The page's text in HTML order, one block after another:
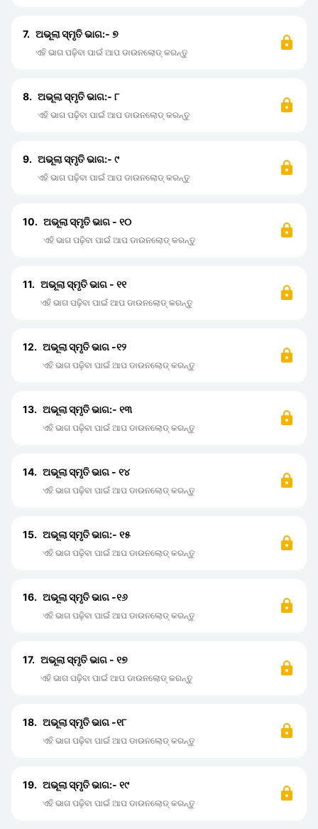
7. ଅଭୂଲା ସ୍ମୃତି ଭାଗ:- ୭
ଏହି ଭାଗ ପଢ଼ିବା ପାଇଁ ଆପ ଡାଉନଲୋଡ୍ କରନ୍ତୁ
8. ଅଭୂଲା ସ୍ମୃତି ଭାଗ:- ୮
ଏହି ଭାଗ ପଢ଼ିବା ପାଇଁ ଆପ ଡାଉନଲୋଡ୍ କରନ୍ତୁ
9. ଅଭୂଲା ସ୍ମୃତି ଭାଗ:- ୯
ଏହି ଭାଗ ପଢ଼ିବା ପାଇଁ ଆପ ଡାଉନଲୋଡ୍ କରନ୍ତୁ
10. ଅଭୂଲା ସ୍ମୃତି ଭାଗ - ୧୦
ଏହି ଭାଗ ପଢ଼ିବା ପାଇଁ ଆପ ଡାଉନଲୋଡ୍ କରନ୍ତୁ
11. ଅଭୂଲା ସ୍ମୃତି ଭାଗ - ୧୧
ଏହି ଭାଗ ପଢ଼ିବା ପାଇଁ ଆପ ଡାଉନଲୋଡ୍ କରନ୍ତୁ
12. ଅଭୂଲା ସ୍ମୃତି ଭାଗ -୧୨
ଏହି ଭାଗ ପଢ଼ିବା ପାଇଁ ଆପ ଡାଉନଲୋଡ୍ କରନ୍ତୁ
13. ଅଭୂଲା ସ୍ମୃତି ଭାଗ:- ୧୩
ଏହି ଭାଗ ପଢ଼ିବା ପାଇଁ ଆପ ଡାଉନଲୋଡ୍ କରନ୍ତୁ
14. ଅଭୂଲା ସ୍ମୃତି ଭାଗ - ୧୪
ଏହି ଭାଗ ପଢ଼ିବା ପାଇଁ ଆପ ଡାଉନଲୋଡ୍ କରନ୍ତୁ
15. ଅଭୂଲା ସ୍ମୃତି ଭାଗ:- ୧୫
ଏହି ଭାଗ ପଢ଼ିବା ପାଇଁ ଆପ ଡାଉନଲୋଡ୍ କରନ୍ତୁ
16. ଅଭୂଲା ସ୍ମୃତି ଭାଗ -୧୬
ଏହି ଭାଗ ପଢ଼ିବା ପାଇଁ ଆପ ଡାଉନଲୋଡ୍ କରନ୍ତୁ
17. ଅଭୂଲା ସ୍ମୃତି ଭାଗ - ୧୭
ଏହି ଭାଗ ପଢ଼ିବା ପାଇଁ ଆପ ଡାଉନଲୋଡ୍ କରନ୍ତୁ
18. ଅଭୂଲା ସ୍ମୃତି ଭାଗ -୧୮
ଏହି ଭାଗ ପଢ଼ିବା ପାଇଁ ଆପ ଡାଉନଲୋଡ୍ କରନ୍ତୁ
19. ଅଭୂଲା ସ୍ମୃତି ଭାଗ:- ୧୯
ଏହି ଭାଗ ପଢ଼ିବା ପାଇଁ ଆପ ଡାଉନଲୋଡ୍ କରନ୍ତୁ